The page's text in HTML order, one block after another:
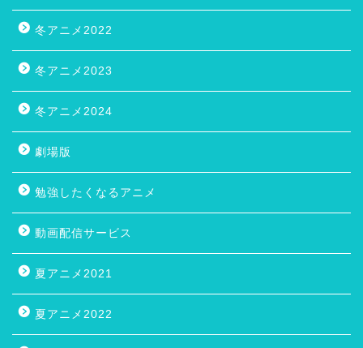
冬アニメ2022
冬アニメ2023
冬アニメ2024
劇場版
勉強したくなるアニメ
動画配信サービス
夏アニメ2021
夏アニメ2022